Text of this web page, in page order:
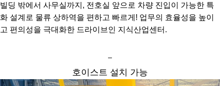
빌딩 밖에서 사무실까지, 전호실 앞으로 차량 진입이 가능한 특
화 설계로 물류 상하역을 편하고 빠르게! 업무의 효율성을 높이
고 편의성을 극대화한 드라이브인 지식산업센터.
호이스트 설치 가능